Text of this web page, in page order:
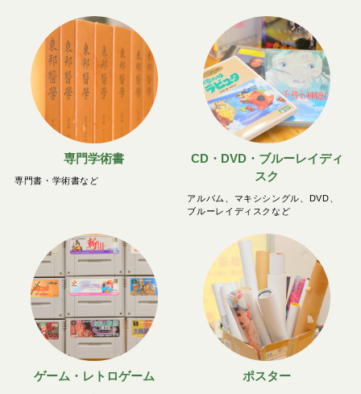
専門学術書
専門書・学術書など
CD・DVD・ブルーレイディ
スク
アルバム、マキシシングル、DVD、
ブルーレイディスクなど
ゲーム・レトロゲーム ポスター